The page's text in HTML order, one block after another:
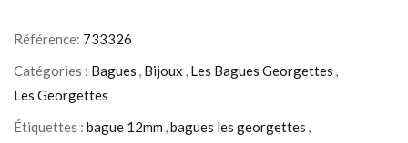
Référence: 733326
Catégories : Bagues , Bijoux , Les Bagues Georgettes ,
Les Georgettes
Étiquettes : bague 12mm ,bagues les georgettes ,